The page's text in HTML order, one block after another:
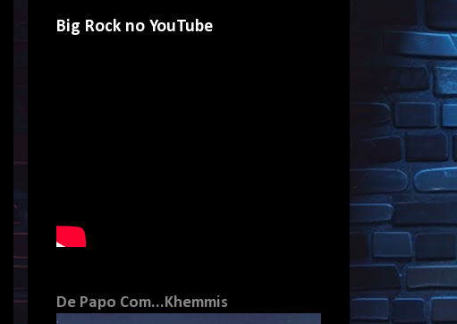
Big Rock no YouTube
De Papo Com...Khemmis